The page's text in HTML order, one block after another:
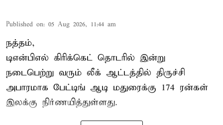
Published on: 05 Aug 2026, 11:44 am
நத்தம்,
டிஎன்பிஎல் கிரிக்கெட் தொடரில் இன்று
நடைபெற்று வரும் லீக் ஆட்டத்தில் திருச்சி
அபாரமாக பேட்டிங் ஆடி மதுரைக்கு 174 ரன்கள்
இலக்கு நிர்ணயித்துள்ளது.